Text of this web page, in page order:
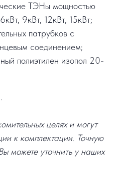
ТЭНы мощностью
9кВт, 12кВт, 15кВт;
патрубков с
соединением;
полиэтилен изопол 20-
целях и могут
к комплектации. Точную
можете уточнить у наших